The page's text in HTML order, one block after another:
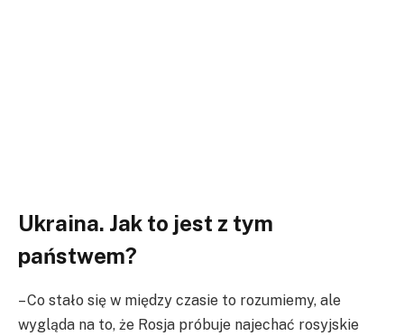
Ukraina. Jak to jest z tym
państwem?
– Co stało się w między czasie to rozumiemy, ale
wygląda na to, że Rosja próbuje najechać rosyjskie